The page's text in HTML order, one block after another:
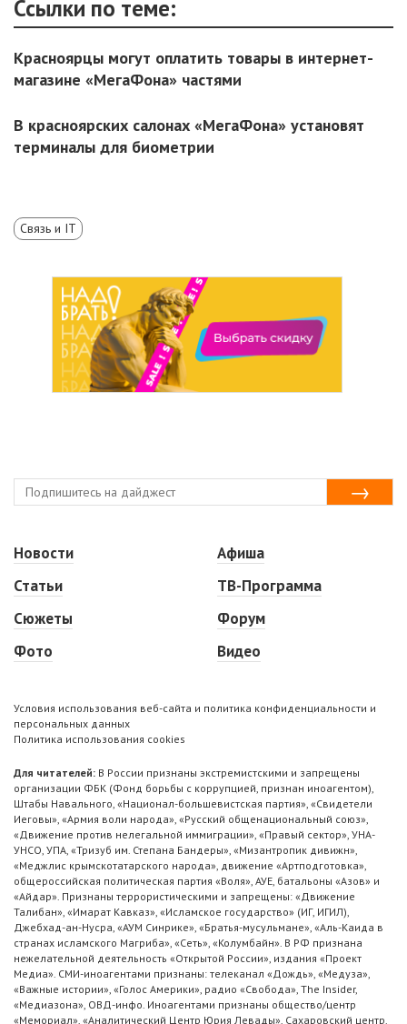
Ссылки по теме:
Красноярцы могут оплатить товары в интернет-
магазине «МегаФона» частями
В красноярских салонах «МегаФона» установят
терминалы для биометрии
Связь и IT
Новости
Статьи
Сюжеты
Фото
Афиша
ТВ-Программа
Форум
Видео
Условия использования веб-сайта и политика конфиденциальности и
персональных данных
Политика использования cookies
Для читателей: В России признаны экстремистскими и запрещены
организации ФБК (Фонд борьбы с коррупцией, признан иноагентом),
Штабы Навального, «Национал-большевистская партия», «Свидетели
Иеговы», «Армия воли народа», «Русский общенациональный союз»,
«Движение против нелегальной иммиграции», «Правый сектор», УНА-
УНСО, УПА, «Тризуб им. Степана Бандеры», «Мизантропик дивижн»,
«Меджлис крымскотатарского народа», движение «Артподготовка»,
общероссийская политическая партия «Воля», АУЕ, батальоны «Азов» и
«Айдар». Признаны террористическими и запрещены: «Движение
Талибан», «Имарат Кавказ», «Исламское государство» (ИГ, ИГИЛ),
Джебхад-ан-Нусра, «АУМ Синрике», «Братья-мусульмане», «Аль-Каида в
странах исламского Магриба», «Сеть», «Колумбайн». В РФ признана
нежелательной деятельность «Открытой России», издания «Проект
Медиа». СМИ-иноагентами признаны: телеканал «Дождь», «Медуза»,
«Важные истории», «Голос Америки», радио «Свобода», The Insider,
«Медиазона», ОВД-инфо. Иноагентами признаны общество/центр
«Мемориал», «Аналитический Центр Юрия Левады», Сахаровский центр.